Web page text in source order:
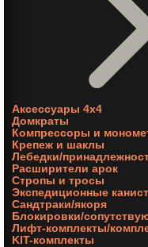
Аксессуары 4х4
Домкраты
Компрессоры и
Крепеж и шаклы
Лебедки/
Расширители арок
Стропы и тросы
Экспедиционные
Сандтраки/якоря
Блокировки/
Лифт-комплекты/
KIT-комплекты